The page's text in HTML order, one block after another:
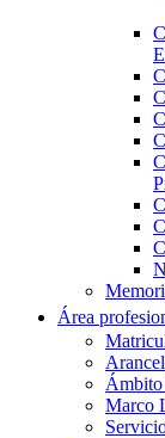
Área
Ámbito
Marco